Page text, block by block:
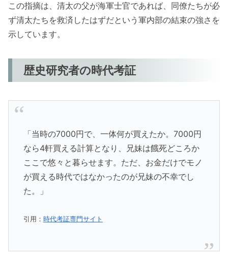
この指摘は、清太の父が海軍士官であれば、同僚たちが必
ず清太たちを救済したはずだという軍内部の結束の強さを
示しています。
歴史研究者の時代考証
「当時の7000円で、一体何が買えたか。7000円
なら4軒買える計算となり、兄妹は餓死どころか
ここで悠々と暮らせます。ただ、お金だけでモノ
が買える時代ではなかったのが兄妹の不幸でし
た。」
引用： 時代考証専門サイト